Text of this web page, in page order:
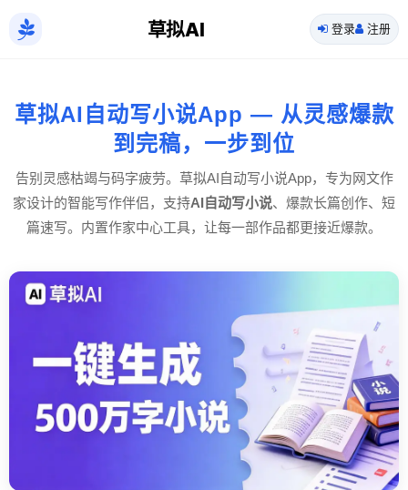
草拟AI 登录 注册
草拟AI自动写小说App — 从灵感爆款
到完稿，一步到位
告别灵感枯竭与码字疲劳。草拟AI自动写小说App，专为网文作
家设计的智能写作伴侣，支持AI自动写小说、爆款长篇创作、短
篇速写。内置作家中心工具，让每一部作品都更接近爆款。